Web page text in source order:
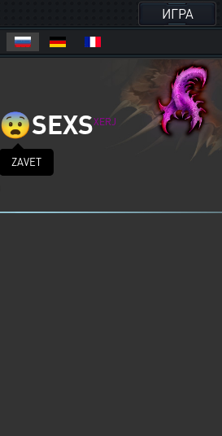
ИГРА
😨SEXSXERJ
ZAVET